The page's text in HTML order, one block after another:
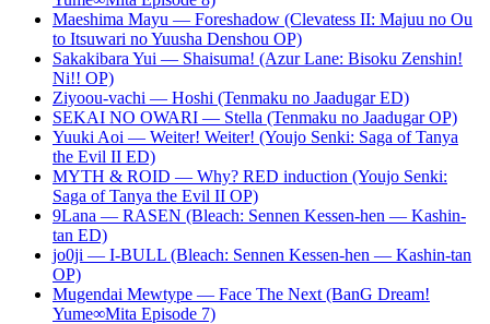
Maeshima Mayu — Foreshadow (Clevatess II: Majuu no Ou
to Itsuwari no Yuusha Denshou OP)
Sakakibara Yui — Shaisuma! (Azur Lane: Bisoku Zenshin!
Ni!! OP)
Ziyoou-vachi — Hoshi (Tenmaku no Jaadugar ED)
SEKAI NO OWARI — Stella (Tenmaku no Jaadugar OP)
Yuuki Aoi — Weiter! Weiter! (Youjo Senki: Saga of Tanya
the Evil II ED)
MYTH & ROID — Why? RED induction (Youjo Senki:
Saga of Tanya the Evil II OP)
9Lana — RASEN (Bleach: Sennen Kessen-hen — Kashin-
tan ED)
jo0ji — I-BULL (Bleach: Sennen Kessen-hen — Kashin-tan
OP)
Mugendai Mewtype — Face The Next (BanG Dream!
Yume∞Mita Episode 7)